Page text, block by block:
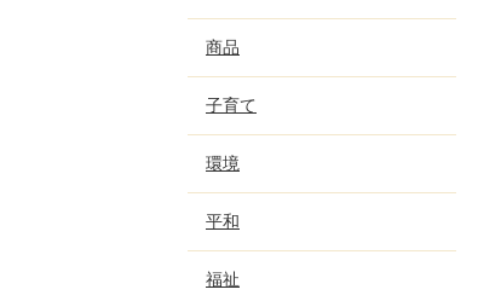
商品
子育て
環境
平和
福祉